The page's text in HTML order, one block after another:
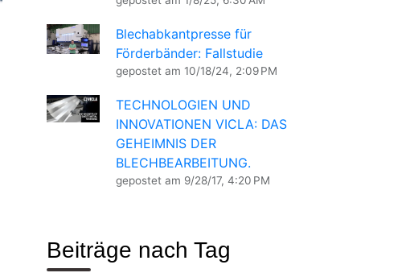
Blechabkantpresse für
Förderbänder: Fallstudie
gepostet am 10/18/24, 2:09 PM
TECHNOLOGIEN UND
INNOVATIONEN VICLA: DAS
GEHEIMNIS DER
BLECHBEARBEITUNG.
gepostet am 9/28/17, 4:20 PM
Beiträge nach Tag